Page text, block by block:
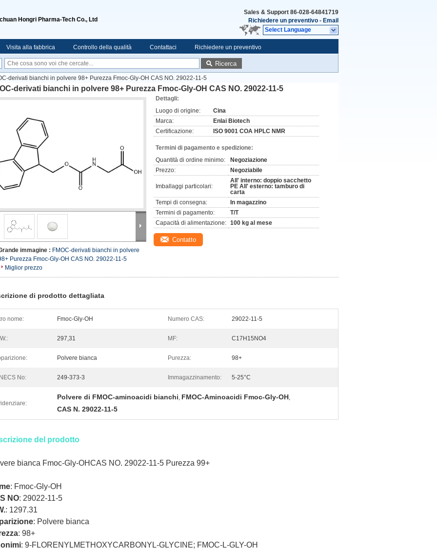
Hongri Pharma-Tech Co., Ltd
Sales & Support 86-028-64841719
Richiedere un preventivo - Email
Select Language
Visita alla fabbrica Controllo della qualità Contattaci Richiedere un preventivo
Ricerca
derivati bianchi in polvere 98+ Purezza Fmoc-Gly-OH CAS NO. 29022-11-5
derivati bianchi in polvere 98+ Purezza Fmoc-Gly-OH CAS NO. 29022-11-5
immagine : FMOC-derivati bianchi in polvere
Purezza Fmoc-Gly-OH CAS NO. 29022-11-5
Miglior prezzo
Dettagli:
Luogo di origine:
Cina
Marca:
Enlai Biotech
Certificazione:
ISO 9001 COA HPLC NMR
Termini di pagamento e spedizione:
Quantità di ordine minimo:
Negoziazione
Prezzo:
Negoziabile
Imballaggi particolari:
All' interno: doppio sacchetto
PE All' esterno: tamburo di
carta
Tempi di consegna:
In magazzino
Termini di pagamento:
T/T
Capacità di alimentazione: 100 kg al mese
Contatto
di prodotto dettagliata
nome: Fmoc-Gly-OH Numero CAS: 29022-11-5
297,31 MF: C17H15NO4
Polvere bianca Purezza: 98+
No: 249-373-3 Immagazzinamento: 5-25°C
Polvere di FMOC-aminoacidi bianchi, FMOC-Aminoacidi Fmoc-Gly-OH,
CAS N. 29022-11-5
del prodotto
bianca Fmoc-Gly-OHCAS NO. 29022-11-5 Purezza 99+
: Fmoc-Gly-OH
NO: 29022-11-5
: 1297.31
: Polvere bianca
: 98+
: 9-FLORENYLMETHOXYCARBONYL-GLYCINE; FMOC-L-GLY-OH